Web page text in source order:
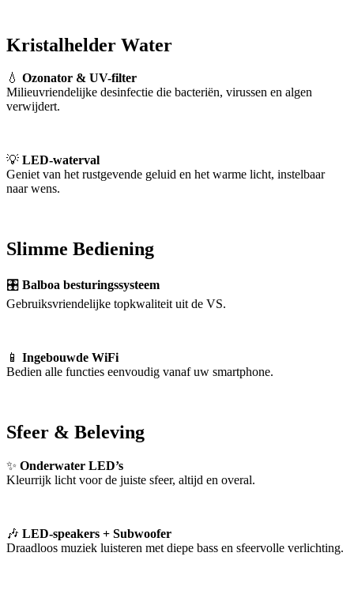
Kristalhelder Water
💧 Ozonator & UV-filter
Milieuvriendelijke desinfectie die bacteriën, virussen en algen
verwijdert.
💡 LED-waterval
Geniet van het rustgevende geluid en het warme licht, instelbaar
naar wens.
Slimme Bediening
🎛 Balboa besturingssysteem
Gebruiksvriendelijke topkwaliteit uit de VS.
📱 Ingebouwde WiFi
Bedien alle functies eenvoudig vanaf uw smartphone.
Sfeer & Beleving
✨ Onderwater LED’s
Kleurrijk licht voor de juiste sfeer, altijd en overal.
🎶 LED-speakers + Subwoofer
Draadloos muziek luisteren met diepe bass en sfeervolle verlichting.